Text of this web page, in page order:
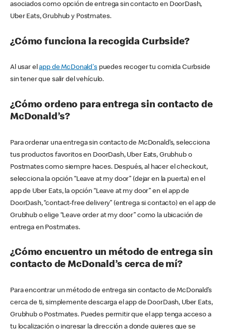
asociados como opción de entrega sin contacto en DoorDash,
Uber Eats, Grubhub y Postmates.
¿Cómo funciona la recogida Curbside?
Al usar elapp de McDonald'spuedes recoger tu comida Curbside
sin tener que salir del vehículo.
¿Cómo ordeno para entrega sin contacto de
McDonald’s?
Para ordenar una entrega sin contacto de McDonald’s, selecciona
tus productos favoritos en DoorDash, Uber Eats, Grubhub o
Postmates como siempre haces. Después, al hacer el checkout,
selecciona la opción “Leave at my door” (dejar en la puerta) en el
app de Uber Eats, la opción “Leave at my door” en el app de
DoorDash, “contact-free delivery” (entrega si contacto) en el app de
Grubhub o elige “Leave order at my door” como la ubicación de
entrega en Postmates.
¿Cómo encuentro un método de entrega sin
contacto de McDonald’s cerca de mí?
Para encontrar un método de entrega sin contacto de McDonald’s
cerca de ti, simplemente descarga el app de DoorDash, Uber Eats,
Grubhub o Postmates. Puedes permitir que el app tenga acceso a
tu localización o ingresar la dirección a donde quieres que se